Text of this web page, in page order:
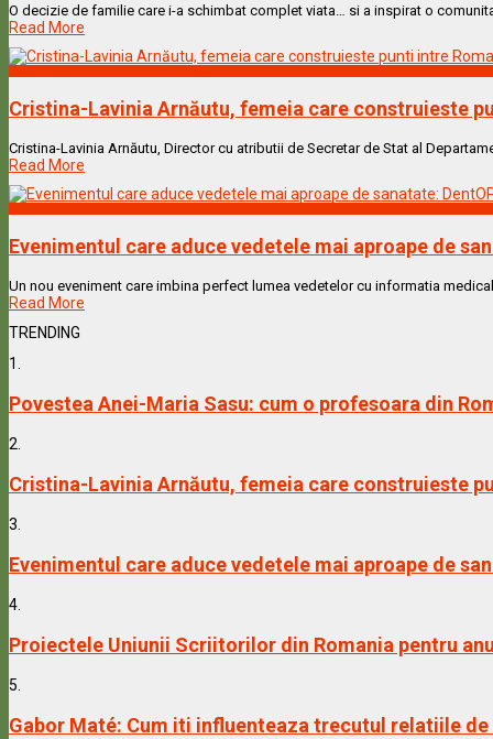
O decizie de familie care i-a schimbat complet viata… si a inspirat o
Read More
Cristina-Lavinia Arnăutu, femeia care construieste
Cristina-Lavinia Arnăutu, Director cu atributii de Secretar de Stat al
Read More
Evenimentul care aduce vedetele mai aproape de
Un nou eveniment care imbina perfect lumea vedetelor cu informatia
Read More
TRENDING
1.
Povestea Anei-Maria Sasu: cum o profesoara din
2.
Cristina-Lavinia Arnăutu, femeia care construieste
3.
Evenimentul care aduce vedetele mai aproape de
4.
Proiectele Uniunii Scriitorilor din Romania pentru
5.
Gabor Maté: Cum iti influenteaza trecutul relatiile de